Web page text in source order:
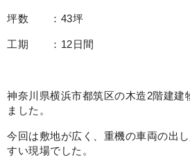
坪数 ：43坪
工期 ：12日間
神奈川県横浜市都筑区の木造2階建建
ました。
今回は敷地が広く、重機の車両の出
すい現場でした。